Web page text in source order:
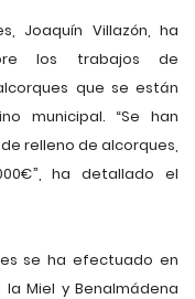
Joaquín Villazón, ha
los trabajos de
que se están
municipal. “Se han
relleno de alcorques,
ha detallado el
se ha efectuado en
Miel y Benalmádena